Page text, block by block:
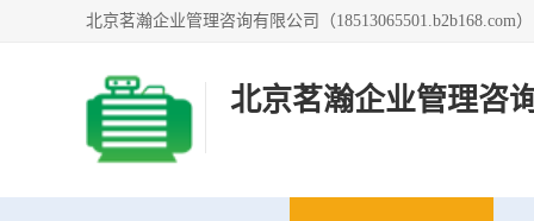
北京茗瀚企业管理咨